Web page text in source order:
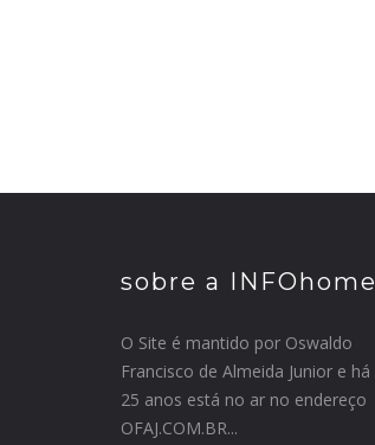
sobre a INFOhome
O Site é mantido por Oswaldo
Francisco de Almeida Junior e há
25 anos está no ar no endereço
OFAJ.COM.BR...